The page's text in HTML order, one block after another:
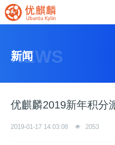
NEWS
新闻
优麒麟2019新年积分
2019-01-17 14:03:08 2053